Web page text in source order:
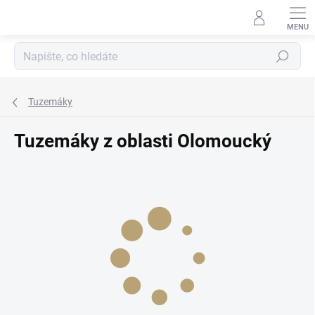
Hledat
Tuzemáky
Tuzemáky z oblasti Olomoucký